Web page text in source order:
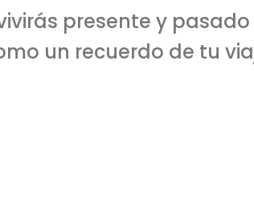
presente y
un recuerdo de tu